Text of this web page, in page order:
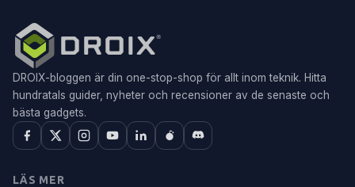
DROIX-bloggen är din one-stop-shop för allt inom teknik. Hitta
hundratals guider, nyheter och recensioner av de senaste och
bästa gadgets.
LÄS MER